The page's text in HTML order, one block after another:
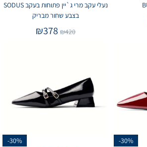
נעלי עקב מרי ג`יין פתוחות בעקב SODUS
בצבע שחור מבריק
₪420
₪378
-30%
-30%